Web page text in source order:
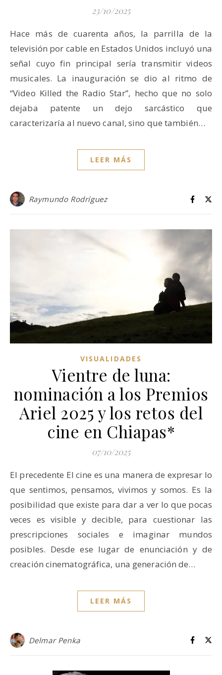
23/10/2025
Hace más de cuarenta años, la parrilla de la
televisión por cable en Estados Unidos incluyó una
señal cuyo fin principal sería transmitir videos
musicales. La inauguración se dio al ritmo de
“Video Killed the Radio Star”, hecho que no solo
dejaba patente un dejo sarcástico que
caracterizaría al nuevo canal, sino que también…
LEER MÁS
Raymundo Rodríguez
VISUALIDADES
Vientre de luna:
nominación a los Premios
Ariel 2025 y los retos del
cine en Chiapas*
07/10/2025
El precedente El cine es una manera de expresar lo
que sentimos, pensamos, vivimos y somos. Es la
posibilidad que existe para dar a ver lo que pocas
veces es visible y decible, para cuestionar las
prescripciones sociales e imaginar mundos
posibles. Desde ese lugar de enunciación y de
creación cinematográfica, una generación de…
LEER MÁS
Delmar Penka